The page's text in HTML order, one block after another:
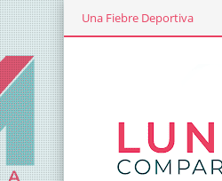
Una Fiebre Deportiva